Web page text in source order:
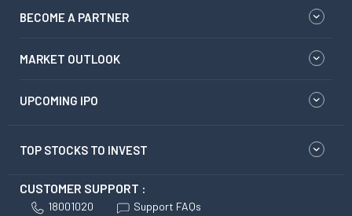
BECOME A PARTNER
MARKET OUTLOOK
UPCOMING IPO
TOP STOCKS TO INVEST
CUSTOMER SUPPORT :
18001020 Support FAQs